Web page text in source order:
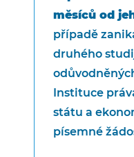
měsíců od
případě
druhého
Instituce
státu a
písemné